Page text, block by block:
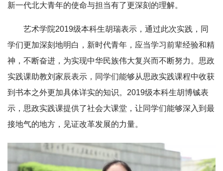
新一代北大青年的使命与担当有了更深刻的理解。
艺术学院2019级本科生胡瑞表示，通过此次实践，同
学们更加深刻地明白，新时代青年，应当学习前辈经验和精
神，不断奋进，为实现中华民族伟大复兴而不断努力。思政
实践课助教刘家辰表示，同学们能够从思政实践课程中收获
到书本之外更加具体详实的知识。2019级本科生胡博铖表
示，思政实践课提供了社会大课堂，让同学们能够深入到最
接地气的地方，见证改革发展的力量。